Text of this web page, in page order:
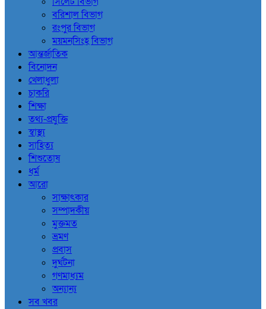
বরিশাল বিভাগ
রংপুর বিভাগ
ময়মনসিংহ বিভাগ
আন্তর্জাতিক
বিনোদন
খেলাধুলা
চাকরি
শিক্ষা
তথ্য-প্রযুক্তি
স্বাস্থ্য
সাহিত্য
শিশুতোষ
ধর্ম
আরো
সাক্ষাৎকার
সম্পাদকীয়
মুক্তমত
ভ্রমণ
প্রবাস
দুর্ঘটনা
গণমাধ্যম
অন্যান্য
সব খবর